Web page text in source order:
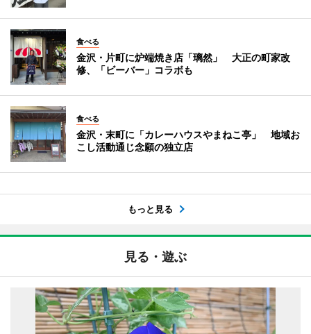
食べる
金沢・片町に炉端焼き店「璃然」 大正の町家改
修、「ビーバー」コラボも
食べる
金沢・末町に「カレーハウスやまねこ亭」 地域お
こし活動通じ念願の独立店
もっと見る
見る・遊ぶ